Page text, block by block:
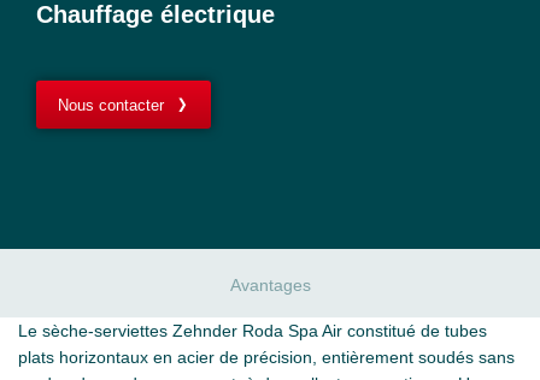
Chauffage électrique
Nous contacter
Avantages
Le sèche-serviettes Zehnder Roda Spa Air constitué de tubes
plats horizontaux en acier de précision, entièrement soudés sans